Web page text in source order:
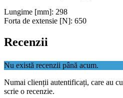
Lungime [mm]: 298
Forta de extensie [N]: 650
Recenzii
Nu există recenzii până acum.
Numai clienții autentificați, care au
scrie o recenzie.